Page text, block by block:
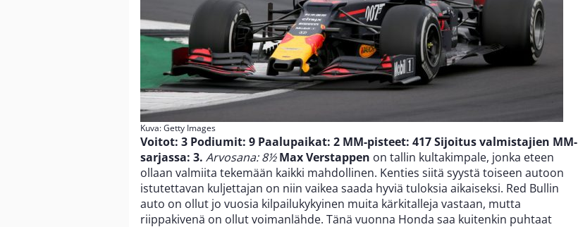
Kuva: Getty Images
Voitot: 3 Podiumit: 9 Paalupaikat: 2 MM-pisteet: 417Sijoitus valmistajien MM-
sarjassa: 3. Arvosana: 8½ Max Verstappen on tallin kultakimpale, jonka eteen
ollaan valmiita tekemään kaikki mahdollinen. Kenties siitä syystä toiseen autoon
istutettavan kuljettajan on niin vaikea saada hyviä tuloksia aikaiseksi. Red Bullin
auto on ollut jo vuosia kilpailukykyinen muita kärkitalleja vastaan, mutta
riippakivenä on ollut voimanlähde. Tänä vuonna Honda saa kuitenkin puhtaat